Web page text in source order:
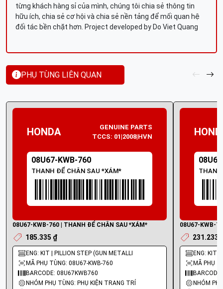
từng khách hàng sỉ của mình, chúng tôi chia sẻ thông tin
hữu ích, chia sẻ cơ hội và chia sẻ nền tảng để mối quan hệ
đối tác bền chặt hơn. Project developed by Do Viet Quang
PHỤ TÙNG LIÊN QUAN
HONDA
GENUINE PARTS
TCCS: 01|2008|HVN
08U67-KWB-760
THANH ĐỂ CHÂN SAU *XÁM*
08U67-KWB-760 | THANH ĐỂ CHÂN SAU *XÁM*
185.335 ₫
ENG: KIT | PILLION STEP (GUN METALLI
MÃ PHỤ TÙNG: 08U67-KWB-760
BARCODE: 08U67KWB760
NHÓM PHỤ TÙNG: PHỤ KIỆN TRANG TRÍ
08U67-KWB-
231.233
ENG: KIT |
MÃ PHỤ
NHÓM